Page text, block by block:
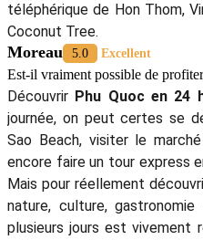
téléphérique de Hon Thom,
Coconut Tree.
Moreau 5.0 Excellent
Est-il vraiment possible de
Découvrir Phu Quoc en 24
journée, on peut certes se
Sao Beach, visiter le
encore faire un tour express
Mais pour réellement
nature, culture,
plusieurs jours est vivement